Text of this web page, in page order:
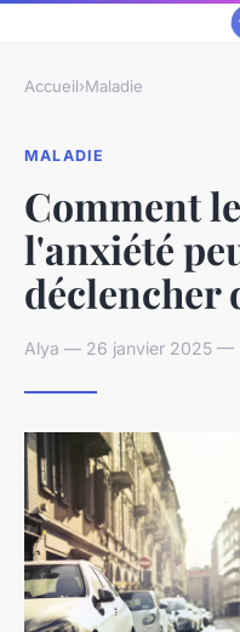
Accueil›Maladie
MALADIE
Comment
l'anxiété
déclencher
Alya — 26 janvier 2025 —